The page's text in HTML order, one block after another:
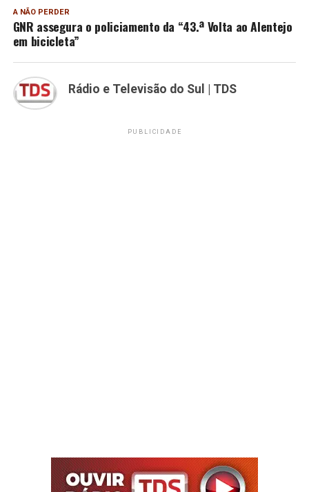
A NÃO PERDER
GNR assegura o policiamento da “43.ª Volta ao Alentejo
em bicicleta”
Rádio e Televisão do Sul | TDS
PUBLICIDADE